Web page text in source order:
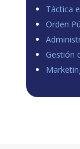
Táctica
Orden
Gestión